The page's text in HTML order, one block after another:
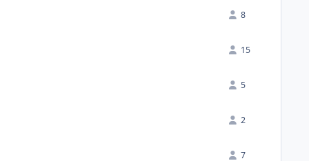
8
15
5
2
7